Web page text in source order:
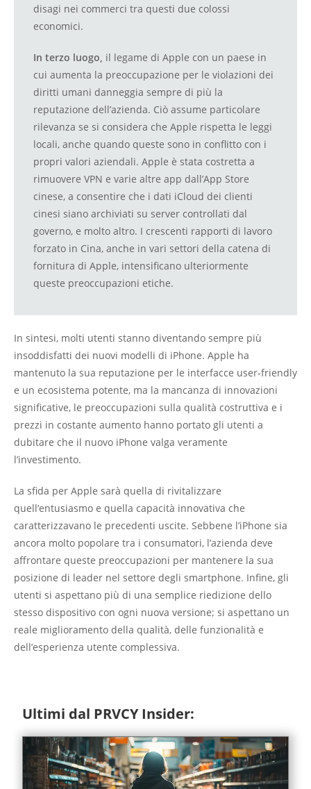
disagi nei commerci tra questi due colossi
economici.
In terzo luogo, il legame di Apple con un paese in
cui aumenta la preoccupazione per le violazioni dei
diritti umani danneggia sempre di più la
reputazione dell’azienda. Ciò assume particolare
rilevanza se si considera che Apple rispetta le leggi
locali, anche quando queste sono in conflitto con i
propri valori aziendali. Apple è stata costretta a
rimuovere VPN e varie altre app dall’App Store
cinese, a consentire che i dati iCloud dei clienti
cinesi siano archiviati su server controllati dal
governo, e molto altro. I crescenti rapporti di lavoro
forzato in Cina, anche in vari settori della catena di
fornitura di Apple, intensificano ulteriormente
queste preoccupazioni etiche.
In sintesi, molti utenti stanno diventando sempre più
insoddisfatti dei nuovi modelli di iPhone. Apple ha
mantenuto la sua reputazione per le interfacce user-friendly
e un ecosistema potente, ma la mancanza di innovazioni
significative, le preoccupazioni sulla qualità costruttiva e i
prezzi in costante aumento hanno portato gli utenti a
dubitare che il nuovo iPhone valga veramente
l’investimento.
La sfida per Apple sarà quella di rivitalizzare
quell’entusiasmo e quella capacità innovativa che
caratterizzavano le precedenti uscite. Sebbene l’iPhone sia
ancora molto popolare tra i consumatori, l’azienda deve
affrontare queste preoccupazioni per mantenere la sua
posizione di leader nel settore degli smartphone. Infine, gli
utenti si aspettano più di una semplice riedizione dello
stesso dispositivo con ogni nuova versione; si aspettano un
reale miglioramento della qualità, delle funzionalità e
dell’esperienza utente complessiva.
Ultimi dal PRVCY Insider: